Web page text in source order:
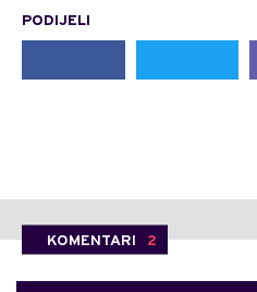
PODIJELI
KOMENTARI 2